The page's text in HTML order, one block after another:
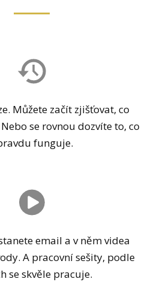
Můžete začít zjišťovat, co
se rovnou dozvíte to, co
funguje.
email a v něm videa
A pracovní sešity, podle
se skvěle pracuje.